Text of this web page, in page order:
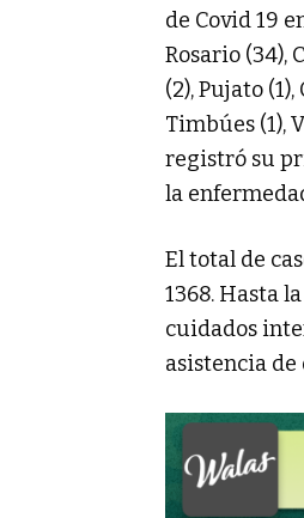
de Covid 19
Rosario (34),
(2), Pujato
Timbúes (1),
registró su
la
El total de
1368. Hasta
cuidados
asistencia de